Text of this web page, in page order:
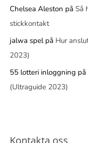
Chelsea Aleston på Så
stickkontakt
jalwa spelpå Hur
2023)
55 lotteri inloggning på
(Ultraguide 2023)
Kontakta oss